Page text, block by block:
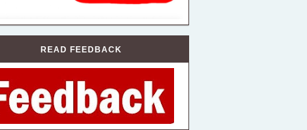
READ FEEDBACK